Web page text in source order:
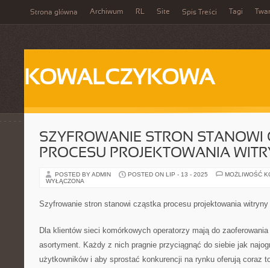
Strona główna Archiwum RL Site Spis Treści Tagi
KOWALCZYKOWA
SZYFROWANIE STRON STANOWI
PROCESU PROJEKTOWANIA
POSTED BY ADMIN POSTED ON LIP - 13 - 2025
MOŻLIWOŚĆ
WYŁĄCZONA
Szyfrowanie stron stanowi cząstka procesu projektowania witryny
Dla klientów sieci komórkowych operatorzy mają do
asortyment. Każdy z nich pragnie przyciągnąć do siebie jak
użytkowników i aby sprostać konkurencji na rynku oferują coraz